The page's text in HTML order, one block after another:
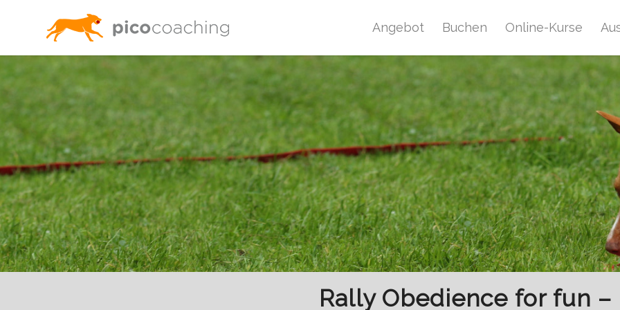
Angebot Buchen Online-Kurse
Rally Obedience for fun –